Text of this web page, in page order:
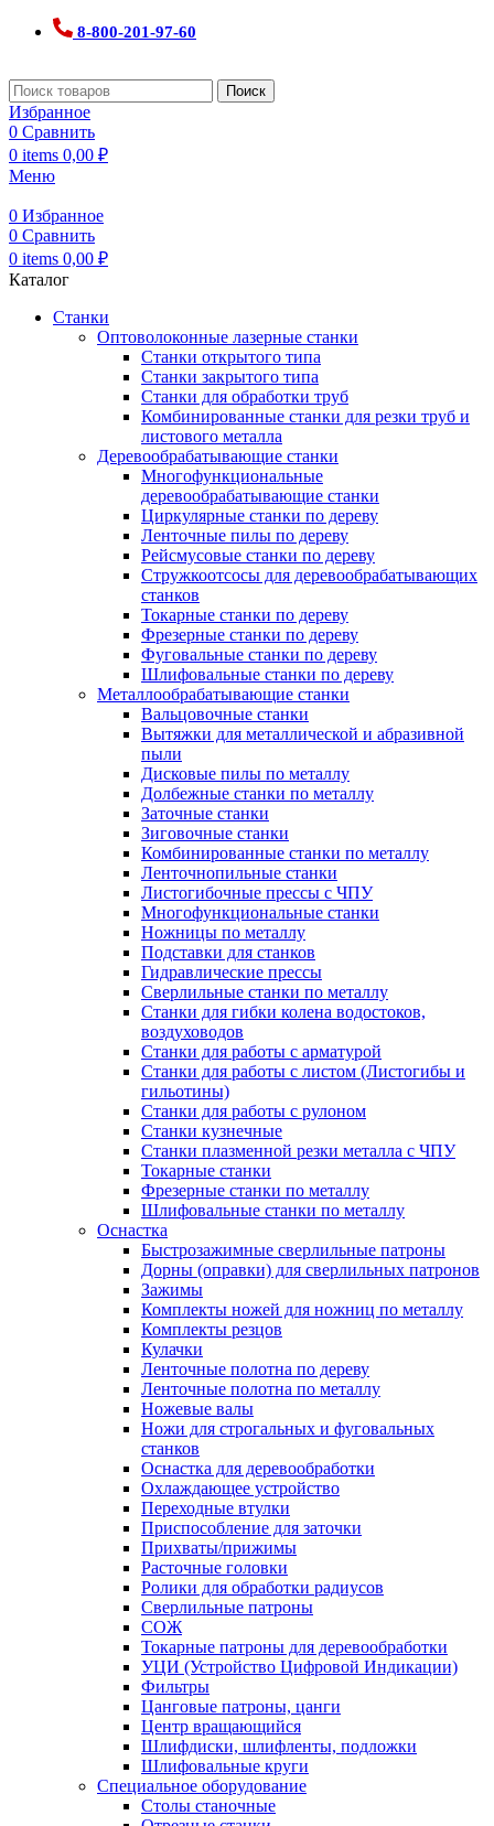
8-800-201-97-60
Поиск
Избранное
0 Сравнить
0 items 0,00 ₽
Меню
0 Избранное
0 Сравнить
0 items 0,00 ₽
Каталог
Станки
Оптоволоконные лазерные станки
Станки открытого типа
Станки закрытого типа
Станки для обработки труб
Комбинированные станки для резки труб и
листового металла
Деревообрабатывающие станки
Многофункциональные
деревообрабатывающие станки
Циркулярные станки по дереву
Ленточные пилы по дереву
Рейсмусовые станки по дереву
Стружкоотсосы для деревообрабатывающих
станков
Токарные станки по дереву
Фрезерные станки по дереву
Фуговальные станки по дереву
Шлифовальные станки по дереву
Металлообрабатывающие станки
Вальцовочные станки
Вытяжки для металлической и абразивной
пыли
Дисковые пилы по металлу
Долбежные станки по металлу
Заточные станки
Зиговочные станки
Комбинированные станки по металлу
Ленточнопильные станки
Листогибочные прессы с ЧПУ
Многофункциональные станки
Ножницы по металлу
Подставки для станков
Гидравлические прессы
Сверлильные станки по металлу
Станки для гибки колена водостоков,
воздуховодов
Станки для работы с арматурой
Станки для работы с листом (Листогибы и
гильотины)
Станки для работы с рулоном
Станки кузнечные
Станки плазменной резки металла с ЧПУ
Токарные станки
Фрезерные станки по металлу
Шлифовальные станки по металлу
Оснастка
Быстрозажимные сверлильные патроны
Дорны (оправки) для сверлильных патронов
Зажимы
Комплекты ножей для ножниц по металлу
Комплекты резцов
Кулачки
Ленточные полотна по дереву
Ленточные полотна по металлу
Ножевые валы
Ножи для строгальных и фуговальных
станков
Оснастка для деревообработки
Охлаждающее устройство
Переходные втулки
Приспособление для заточки
Прихваты/прижимы
Расточные головки
Ролики для обработки радиусов
Сверлильные патроны
СОЖ
Токарные патроны для деревообработки
УЦИ (Устройство Цифровой Индикации)
Фильтры
Цанговые патроны, цанги
Центр вращающийся
Шлифдиски, шлифленты, подложки
Шлифовальные круги
Специальное оборудование
Столы станочные